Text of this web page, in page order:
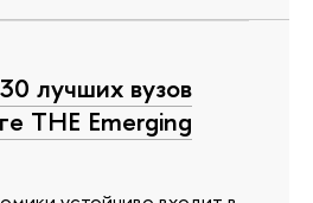
лучших вузов
THE Emerging